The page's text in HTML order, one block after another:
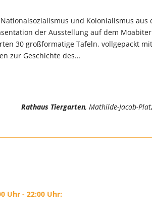
und Kolonialismus aus
der Ausstellung auf dem
30 großformatige Tafeln, vollgepackt
zur Geschichte des…
Rathaus Tiergarten, Mathilde-Jacob-
Uhr - 22:00 Uhr: